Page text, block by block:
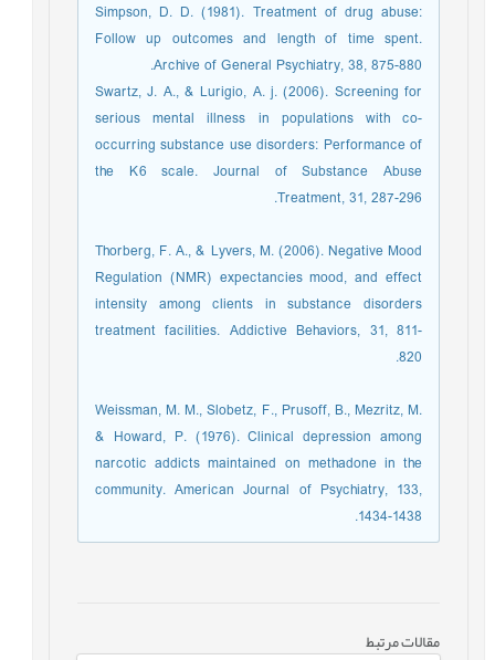
Simpson, D. D. (1981). Treatment of drug abuse:
Follow up outcomes and length of time spent.
Archive of General Psychiatry, 38, 875-880.
Swartz, J. A., & Lurigio, A. j. (2006). Screening for
serious mental illness in populations with co-
occurring substance use disorders: Performance of
the K6 scale. Journal of Substance Abuse
Treatment, 31, 287-296.
Thorberg, F. A., & Lyvers, M. (2006). Negative Mood
Regulation (NMR) expectancies mood, and effect
intensity among clients in substance disorders
treatment facilities. Addictive Behaviors, 31, 811-
820.
Weissman, M. M., Slobetz, F., Prusoff, B., Mezritz, M.
& Howard, P. (1976). Clinical depression among
narcotic addicts maintained on methadone in the
community. American Journal of Psychiatry, 133,
1434-1438.
مقالات مرتبط